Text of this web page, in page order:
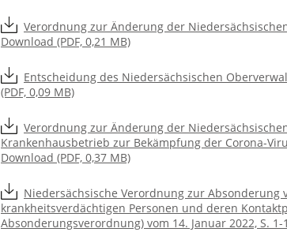
Verordnung zur Änderung der
Download (PDF, 0,21 MB)
Entscheidung des Niedersächsischen
(PDF, 0,09 MB)
Verordnung zur Änderung der
Krankenhausbetrieb zur Bekämpfung der Corona-
Download (PDF, 0,37 MB)
Niedersächsische Verordnung zur Absonderung
krankheitsverdächtigen Personen und deren
Absonderungsverordnung) vom 14. Januar 2022, S. 1-